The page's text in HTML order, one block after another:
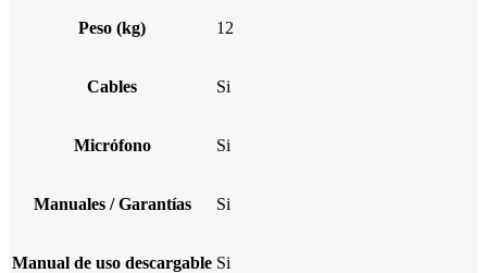
Peso (kg) 12
Cables Si
Micrófono Si
Manuales / Garantías Si
Manual de uso descargable Si